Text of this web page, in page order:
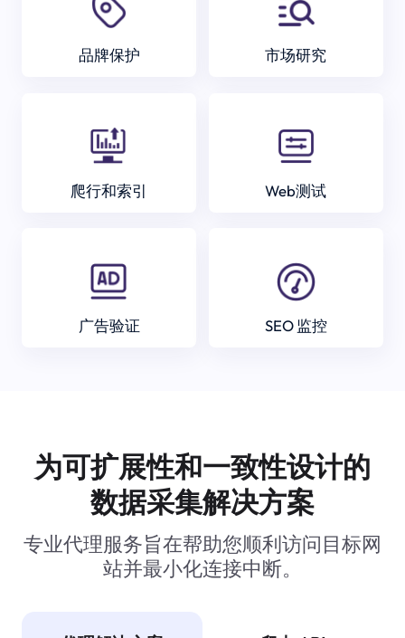
品牌保护 市场研究
爬行和索引 Web测试
广告验证 SEO 监控
为可扩展性和一致性设计的
数据采集解决方案
专业代理服务旨在帮助您顺利访问目标网
站并最小化连接中断。